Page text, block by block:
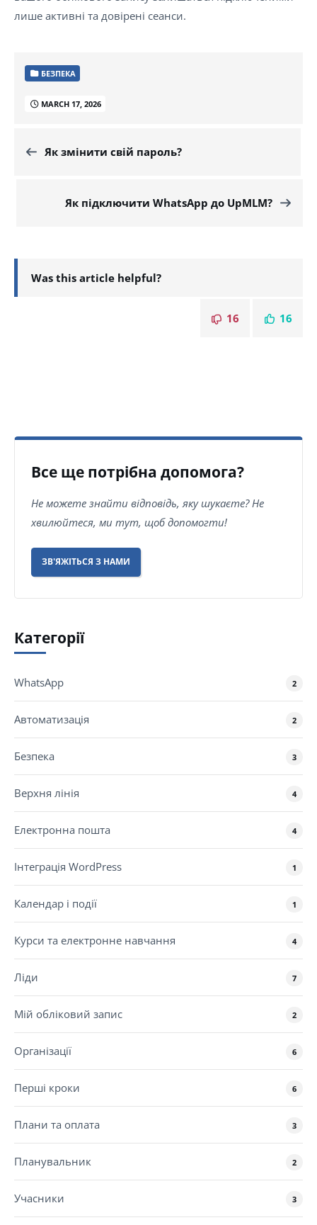
лише активні та довірені сеанси.
БЕЗПЕКА
MARCH 17, 2026
Як змінити свій пароль?
Як підключити WhatsApp до UpMLM?
Was this article helpful?
16
16
Все ще потрібна допомога?
Не можете знайти відповідь, яку шукаєте? Не
хвилюйтеся, ми тут, щоб допомогти!
ЗВ'ЯЖІТЬСЯ З НАМИ
Категорії
WhatsApp 2
Автоматизація 2
Безпека 3
Верхня лінія 4
Електронна пошта 4
Інтеграція WordPress 1
Календар і події 1
Курси та електронне навчання 4
Ліди 7
Мій обліковий запис 2
Організації 6
Перші кроки 6
Плани та оплата 3
Планувальник 2
Учасники 3